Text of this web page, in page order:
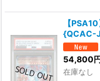
【
{QCAC-
54,800
在庫なし